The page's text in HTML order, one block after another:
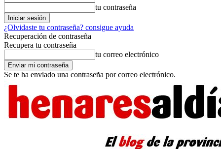
tu contraseña
¿Olvidaste tu contraseña? consigue ayuda
Recuperación de contraseña
Recupera tu contraseña
tu correo electrónico
Se te ha enviado una contraseña por correo electrónico.